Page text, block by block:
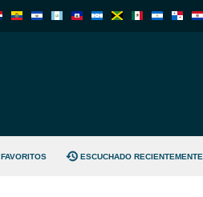
FAVORITOS ESCUCHADO RECIENTEMENTE